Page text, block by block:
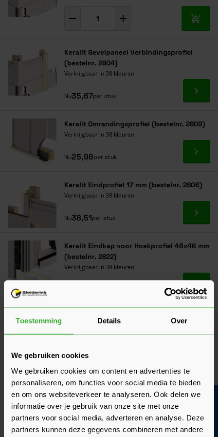
Toestemming Details Over
We gebruiken cookies
We gebruiken cookies om content en advertenties te
personaliseren, om functies voor social media te bieden
en om ons websiteverkeer te analyseren. Ook delen we
informatie over je gebruik van onze site met onze
partners voor social media, adverteren en analyse. Deze
partners kunnen deze gegevens combineren met andere
In
Keralit Gevelpaneel Verbindingsprofiel
(bestelnr. 2804)
Verkrijgbaar in 38 kleuren
Nu35,67per stuk Ga
Keralit Omrandingsprofiel (bestelnr. 2809)
Verkrijgbaar in 38 kleuren
Nu25,96per stuk Ga
Keralit Eindprofiel 17 mm (bestelnr. 2806)
Verkrijgbaar in 38 kleuren
Nu38,51per stuk Ga
Keralit Eindkap voor Hoekprofiel 46x46 mm
(bestelnr. 2822)
Verkrijgbaar in 38 kleuren
Ga
Keralit Verlengd Eindprofiel 17x44 mm
55,54
Verkrijgbaar in 17 kleuren
Nu32,55per stuk Ga